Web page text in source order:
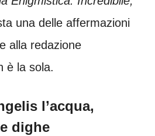
una delle affermazioni
alla redazione
è la sola.
l’acqua,
dighe